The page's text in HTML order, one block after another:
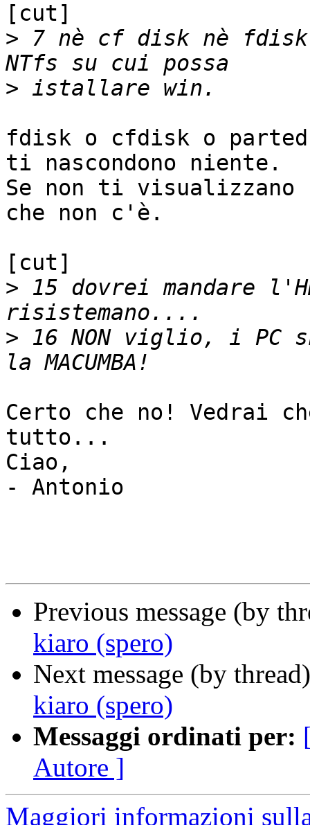
[cut]
> 7 nè cf disk nè fdisk
>
fdisk o cfdisk o
ti nascondono niente.
Se non ti
che non c'è.
[cut]
> 15 dovrei mandare
> 16 NON viglio, i PC
Certo che no! Vedrai
tutto...
Ciao,
- Antonio
Previous message (by
kiaro (spero)
Next message (by
kiaro (spero)
Messaggi ordinati per:
Autore ]
Maggiori informazioni